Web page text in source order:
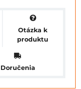
Otázka k
produktu
Doručenia